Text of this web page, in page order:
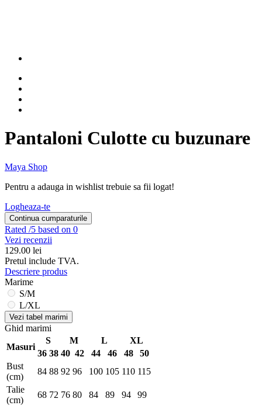
Pantaloni Culotte cu buzunare
Maya Shop
Pentru a adauga in wishlist trebuie sa fii logat!
Logheaza-te
Continua cumparaturile
Rated /5 based on 0
Vezi recenzii
129.00 lei
Pretul include TVA.
Descriere produs
Marime
S/M
L/XL
Vezi tabel marimi
Ghid marimi
Masuri
S M L
XL
36 38 40 42 44 46 48
50
Bust
(cm)
84 88 92 96 100 105 110 115
Talie
(cm)
68 72 76 80 84 89 94
99